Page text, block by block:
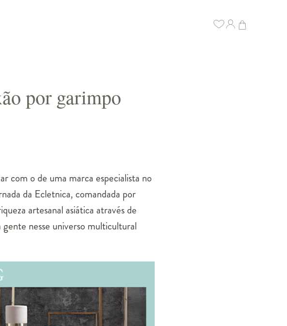
por garimpo
com o de uma marca especialista no
da Ecletnica, comandada por
artesanal asiática através de
nesse universo multicultural